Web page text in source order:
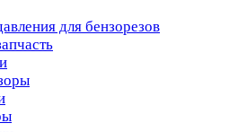
для бензорезов